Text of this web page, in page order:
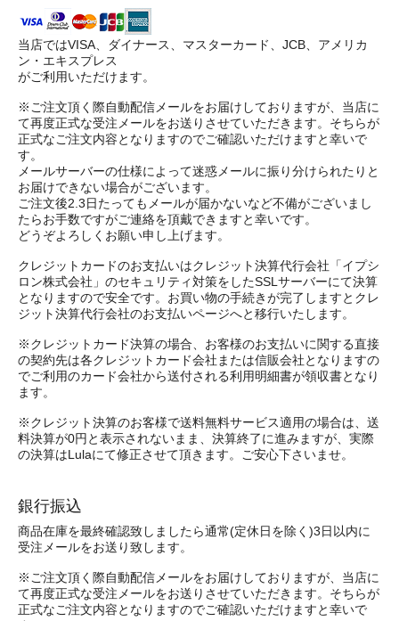
当店ではVISA、ダイナース、マスターカード、JCB、アメリカ
ン・エキスプレス
がご利用いただけます。
※ご注文頂く際自動配信メールをお届けしておりますが、当店に
て再度正式な受注メールをお送りさせていただきます。そちらが
正式なご注文内容となりますのでご確認いただけますと幸いで
す。
メールサーバーの仕様によって迷惑メールに振り分けられたりと
お届けできない場合がございます。
ご注文後2.3日たってもメールが届かないなど不備がございまし
たらお手数ですがご連絡を頂戴できますと幸いです。
どうぞよろしくお願い申し上げます。
クレジットカードのお支払いはクレジット決算代行会社「イプシ
ロン株式会社」のセキュリティ対策をしたSSLサーバーにて決算
となりますので安全です。お買い物の手続きが完了しますとクレ
ジット決算代行会社のお支払いページへと移行いたします。
※クレジットカード決算の場合、お客様のお支払いに関する直接
の契約先は各クレジットカード会社または信販会社となりますの
でご利用のカード会社から送付される利用明細書が領収書となり
ます。
※クレジット決算のお客様で送料無料サービス適用の場合は、送
料決算が0円と表示されないまま、決算終了に進みますが、実際
の決算はLulaにて修正させて頂きます。ご安心下さいませ。
銀行振込
商品在庫を最終確認致しましたら通常(定休日を除く)3日以内に
受注メールをお送り致します。
※ご注文頂く際自動配信メールをお届けしておりますが、当店に
て再度正式な受注メールをお送りさせていただきます。そちらが
正式なご注文内容となりますのでご確認いただけますと幸いで